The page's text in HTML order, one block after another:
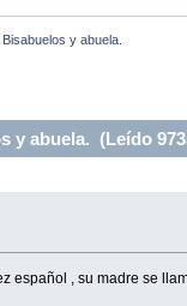
y abuela.
y abuela. (Leído
español , su madre se